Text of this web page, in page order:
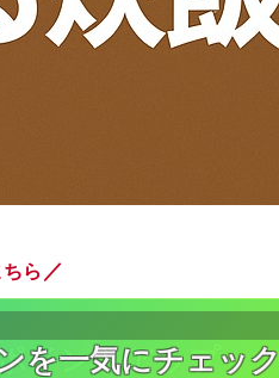
ら ／
を一気にチェック